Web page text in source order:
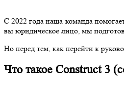
С 2022 года наша команда
вы юридическое лицо, мы
Но перед тем, как перейти к
Что такое Construct 3